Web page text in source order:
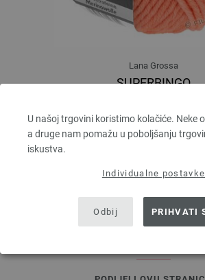
U našoj trgovini koristimo kolačiće. Neke
a druge nam pomažu u poboljšanju
iskustva.
Individualne postavke
Odbij PRIHVATI
Lana Grossa
SUPERBINGO
Dužina: otprilike 55 m /
Većina igle: 6 - 7
bez PDV-a, dodatno troškovi za dostavu, Osnovna